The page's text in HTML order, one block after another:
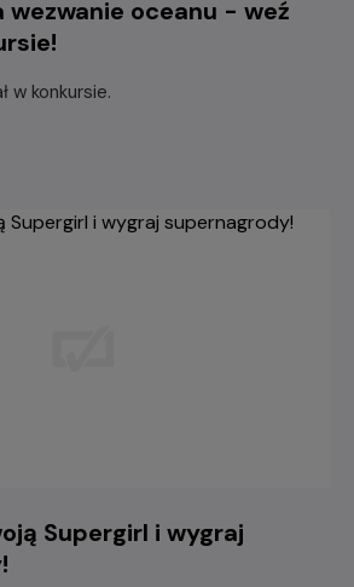
wezwanie oceanu - weź
w konkursie.
Supergirl i wygraj